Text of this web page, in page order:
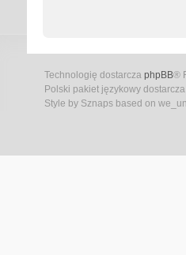
Technologię dostarcza phpBB®
Polski pakiet językowy dostarcza
Style by Sznaps based on